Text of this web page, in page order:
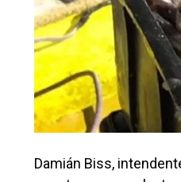
Damián Biss,